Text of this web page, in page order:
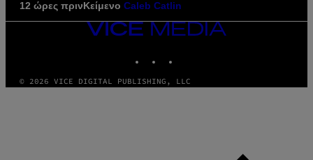
12 ώρες πρινΚείμενο Caleb Catlin
VICE
MEDIA
© 2026 VICE DIGITAL PUBLISHING, LLC